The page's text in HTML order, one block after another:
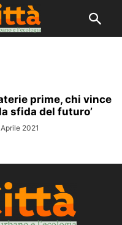
prime, chi vince
sfida del futuro’
2021